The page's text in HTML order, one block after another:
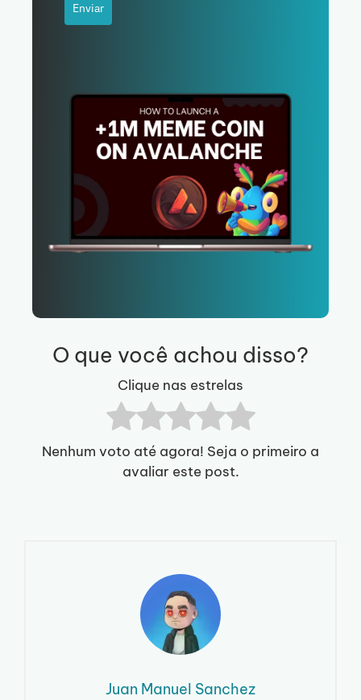
Enviar
O que você achou disso?
Clique nas estrelas
Nenhum voto até agora! Seja o primeiro a
avaliar este post.
Juan Manuel Sanchez